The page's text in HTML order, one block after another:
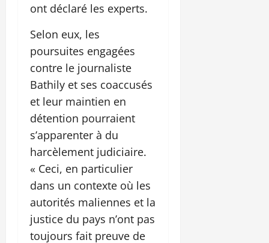
ont déclaré les experts.
Selon eux, les
poursuites engagées
contre le journaliste
Bathily et ses coaccusés
et leur maintien en
détention pourraient
s’apparenter à du
harcèlement judiciaire.
« Ceci, en particulier
dans un contexte où les
autorités maliennes et la
justice du pays n’ont pas
toujours fait preuve de